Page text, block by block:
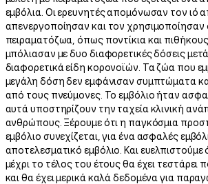
εμβόλια. Οι ερευνητές απομόνωσαν τον ιό
απενεργοποίησαν και τον χρησιμοποίησαν
πειραματόζωα, όπως ποντίκια και
μπόλιασαν με δυο διαφορετικές δόσεις
διαφορετικά είδη κορονοϊών. Τα ζώα που
μεγάλη δόση δεν εμφάνισαν συμπτώματα
από τους πνεύμονες. Το εμβόλιο ήταν
αυτά υποστηρίζουν την ταχεία κλινική
ανθρώπους. Ξέρουμε ότι η παγκόσμια
εμβόλιο συνεχίζεται, για ένα ασφαλές
αποτελεσματικό εμβόλιο. Και
μέχρι το τέλος του έτους θα έχει τεστάρει
και θα έχει μερικά καλά δεδομένα για